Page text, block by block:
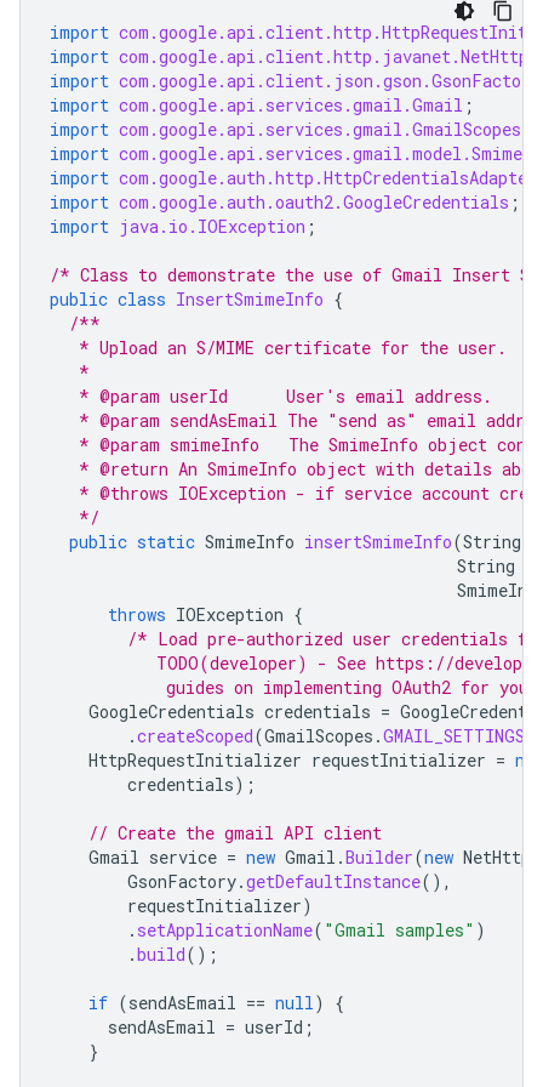
import
import
import com.google.api.client.json.gson.GsonFactory
import com.google.api.services.gmail.Gmail ;
import com.google.api.services.gmail.GmailScopes
import
import com.google.auth.http.HttpCredentialsAdapter
import com.google.auth.oauth2.GoogleCredentials ;
import java.io.IOException ;
/* Class to demonstrate the use of Gmail Insert
public class InsertSmimeInfo {
/**
   * Upload an S/MIME certificate for the user.
   *
   * @param userId      User's email address.
* @param sendAsEmail The "send as" email
* @param smimeInfo   The SmimeInfo object
* @return An SmimeInfo object with details
* @throws IOException - if service account
   */
public static SmimeInfo insertSmimeInfo(String
String
throws IOException {
/* Load pre-authorized user credentials
TODO(developer) - See https://
guides on implementing OAuth2 for
GoogleCredentials credentials =
.createScoped(GmailScopes .
HttpRequestInitializer requestInitializer = new
credentials);
// Create the gmail API client
Gmail service = new Gmail .Builder(new
GsonFactory.getDefaultInstance(),
requestInitializer)
. setApplicationName( "Gmail samples" )
.build();
if (sendAsEmail == null)
{
sendAsEmail = userId ;
}